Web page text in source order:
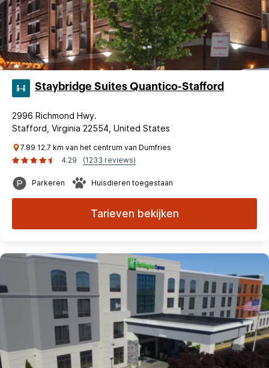
Staybridge Suites Quantico-Stafford
2996 Richmond Hwy.
Stafford, Virginia 22554, United States
7.89 12.7 km van het centrum van Dumfries
4.29
(1233 reviews)
Parkeren Huisdieren toegestaan
Tarieven bekijken